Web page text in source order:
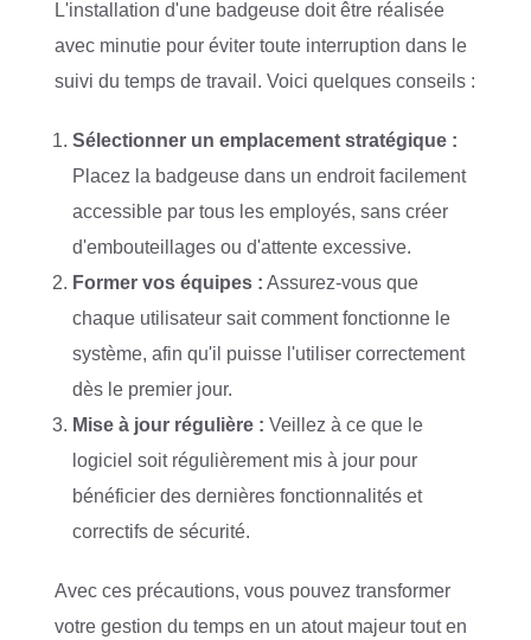
L'installation d'une badgeuse doit être réalisée
avec minutie pour éviter toute interruption dans le
suivi du temps de travail. Voici quelques conseils :
Sélectionner un emplacement stratégique :
Placez la badgeuse dans un endroit facilement
accessible par tous les employés, sans créer
d'embouteillages ou d'attente excessive.
Former vos équipes : Assurez-vous que
chaque utilisateur sait comment fonctionne le
système, afin qu'il puisse l'utiliser correctement
dès le premier jour.
Mise à jour régulière : Veillez à ce que le
logiciel soit régulièrement mis à jour pour
bénéficier des dernières fonctionnalités et
correctifs de sécurité.
Avec ces précautions, vous pouvez transformer
votre gestion du temps en un atout majeur tout en